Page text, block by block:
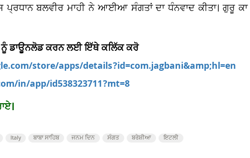
ਬਲਵੀਰ ਮਾਹੀ ਨੇ ਆਈਆ ਸੰਗਤਾਂ ਦਾ ਧੰਨਵਾਦ ਕੀਤਾ। ਗੁਰੂ ਕਾ
ਡਾਊਨਲੋਡ ਕਰਨ ਲਈ ਇੱਥੇ ਕਲਿੱਕ ਕਰੋ
store/apps/details?id=com.jagbani&amp;hl=en
in/app/id538323711?mt=8
Italy ਬਾਬਾ ਸਾਹਿਬ ਜਨਮ ਦਿਨ ਸੰਗਤ ਬਰੇਸ਼ੀਆ ਇਟਲੀ